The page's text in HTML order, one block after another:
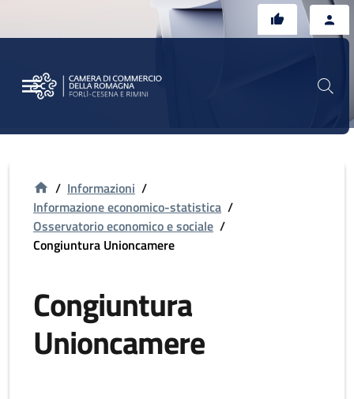
/ Informazioni /
Informazione economico-statistica /
Osservatorio economico e sociale /
Congiuntura Unioncamere
Congiuntura
Unioncamere